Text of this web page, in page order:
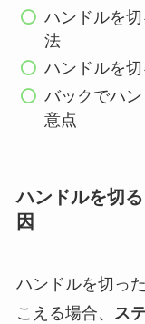
ハンドルを
法
ハンドルを
バックでハ
意点
ハンドルを切
因
ハンドルを切っ
こえる場合、 ス